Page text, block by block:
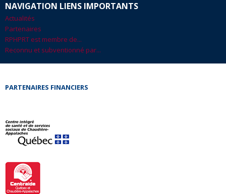
NAVIGATION LIENS IMPORTANTS
Actualités
Partenaires
RPHPRT est membre de...
Reconnu et subventionné par...
PARTENAIRES FINANCIERS